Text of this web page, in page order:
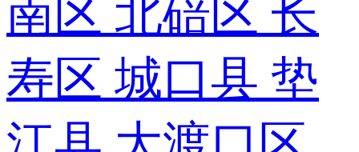
南区 北碚区 长
寿区 城口县 垫